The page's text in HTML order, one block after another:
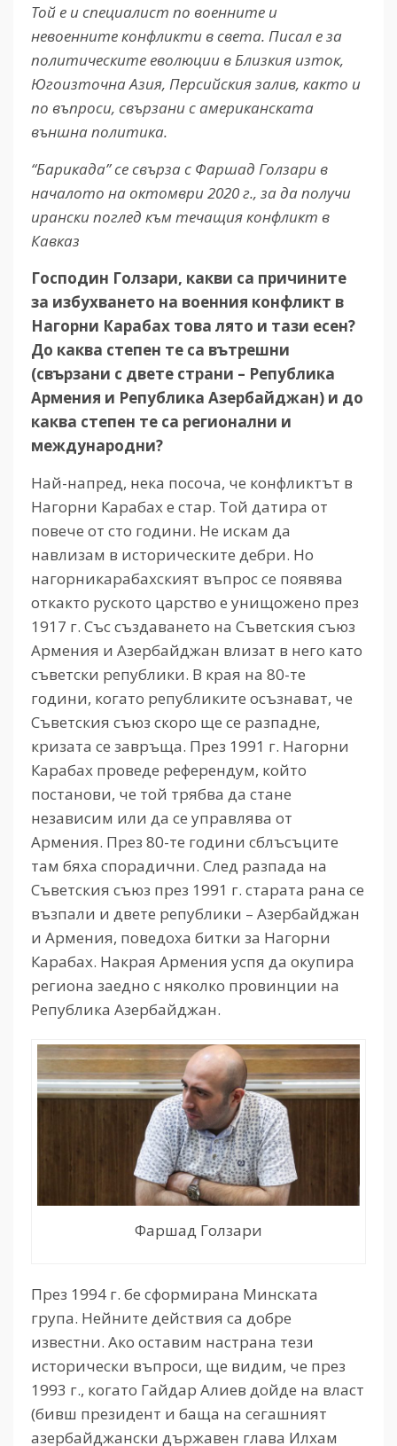
Той е и специалист по военните и
невоенните конфликти в света. Писал е за
политическите еволюции в Близкия изток,
Югоизточна Азия, Персийския залив, както и
по въпроси, свързани с американската
външна политика.
“Барикада” се свърза с Фаршад Голзари в
началото на октомври 2020 г., за да получи
ирански поглед към течащия конфликт в
Кавказ
Господин Голзари, какви са причините
за избухването на военния конфликт в
Нагорни Карабах това лято и тази есен?
До каква степен те са вътрешни
(свързани с двете страни – Република
Армения и Република Азербайджан) и до
каква степен те са регионални и
международни?
Най-напред, нека посоча, че конфликтът в
Нагорни Карабах е стар. Той датира от
повече от сто години. Не искам да
навлизам в историческите дебри. Но
нагорникарабахският въпрос се появява
откакто руското царство е унищожено през
1917 г. Със създаването на Съветския съюз
Армения и Азербайджан влизат в него като
съветски републики. В края на 80-те
години, когато републиките осъзнават, че
Съветския съюз скоро ще се разпадне,
кризата се завръща. През 1991 г. Нагорни
Карабах проведе референдум, който
постанови, че той трябва да стане
независим или да се управлява от
Армения. През 80-те години сблъсъците
там бяха спорадични. След разпада на
Съветския съюз през 1991 г. старата рана се
възпали и двете републики – Азербайджан
и Армения, поведоха битки за Нагорни
Карабах. Накрая Армения успя да окупира
региона заедно с няколко провинции на
Република Азербайджан.
Фаршад Голзари
През 1994 г. бе сформирана Минската
група. Нейните действия са добре
известни. Ако оставим настрана тези
исторически въпроси, ще видим, че през
1993 г., когато Гайдар Алиев дойде на власт
(бивш президент и баща на сегашният
азербайджански държавен глава Илхам